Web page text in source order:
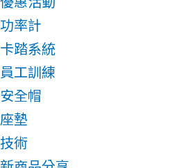
功率計
卡踏系統
員工訓練
安全帽
座墊
技術